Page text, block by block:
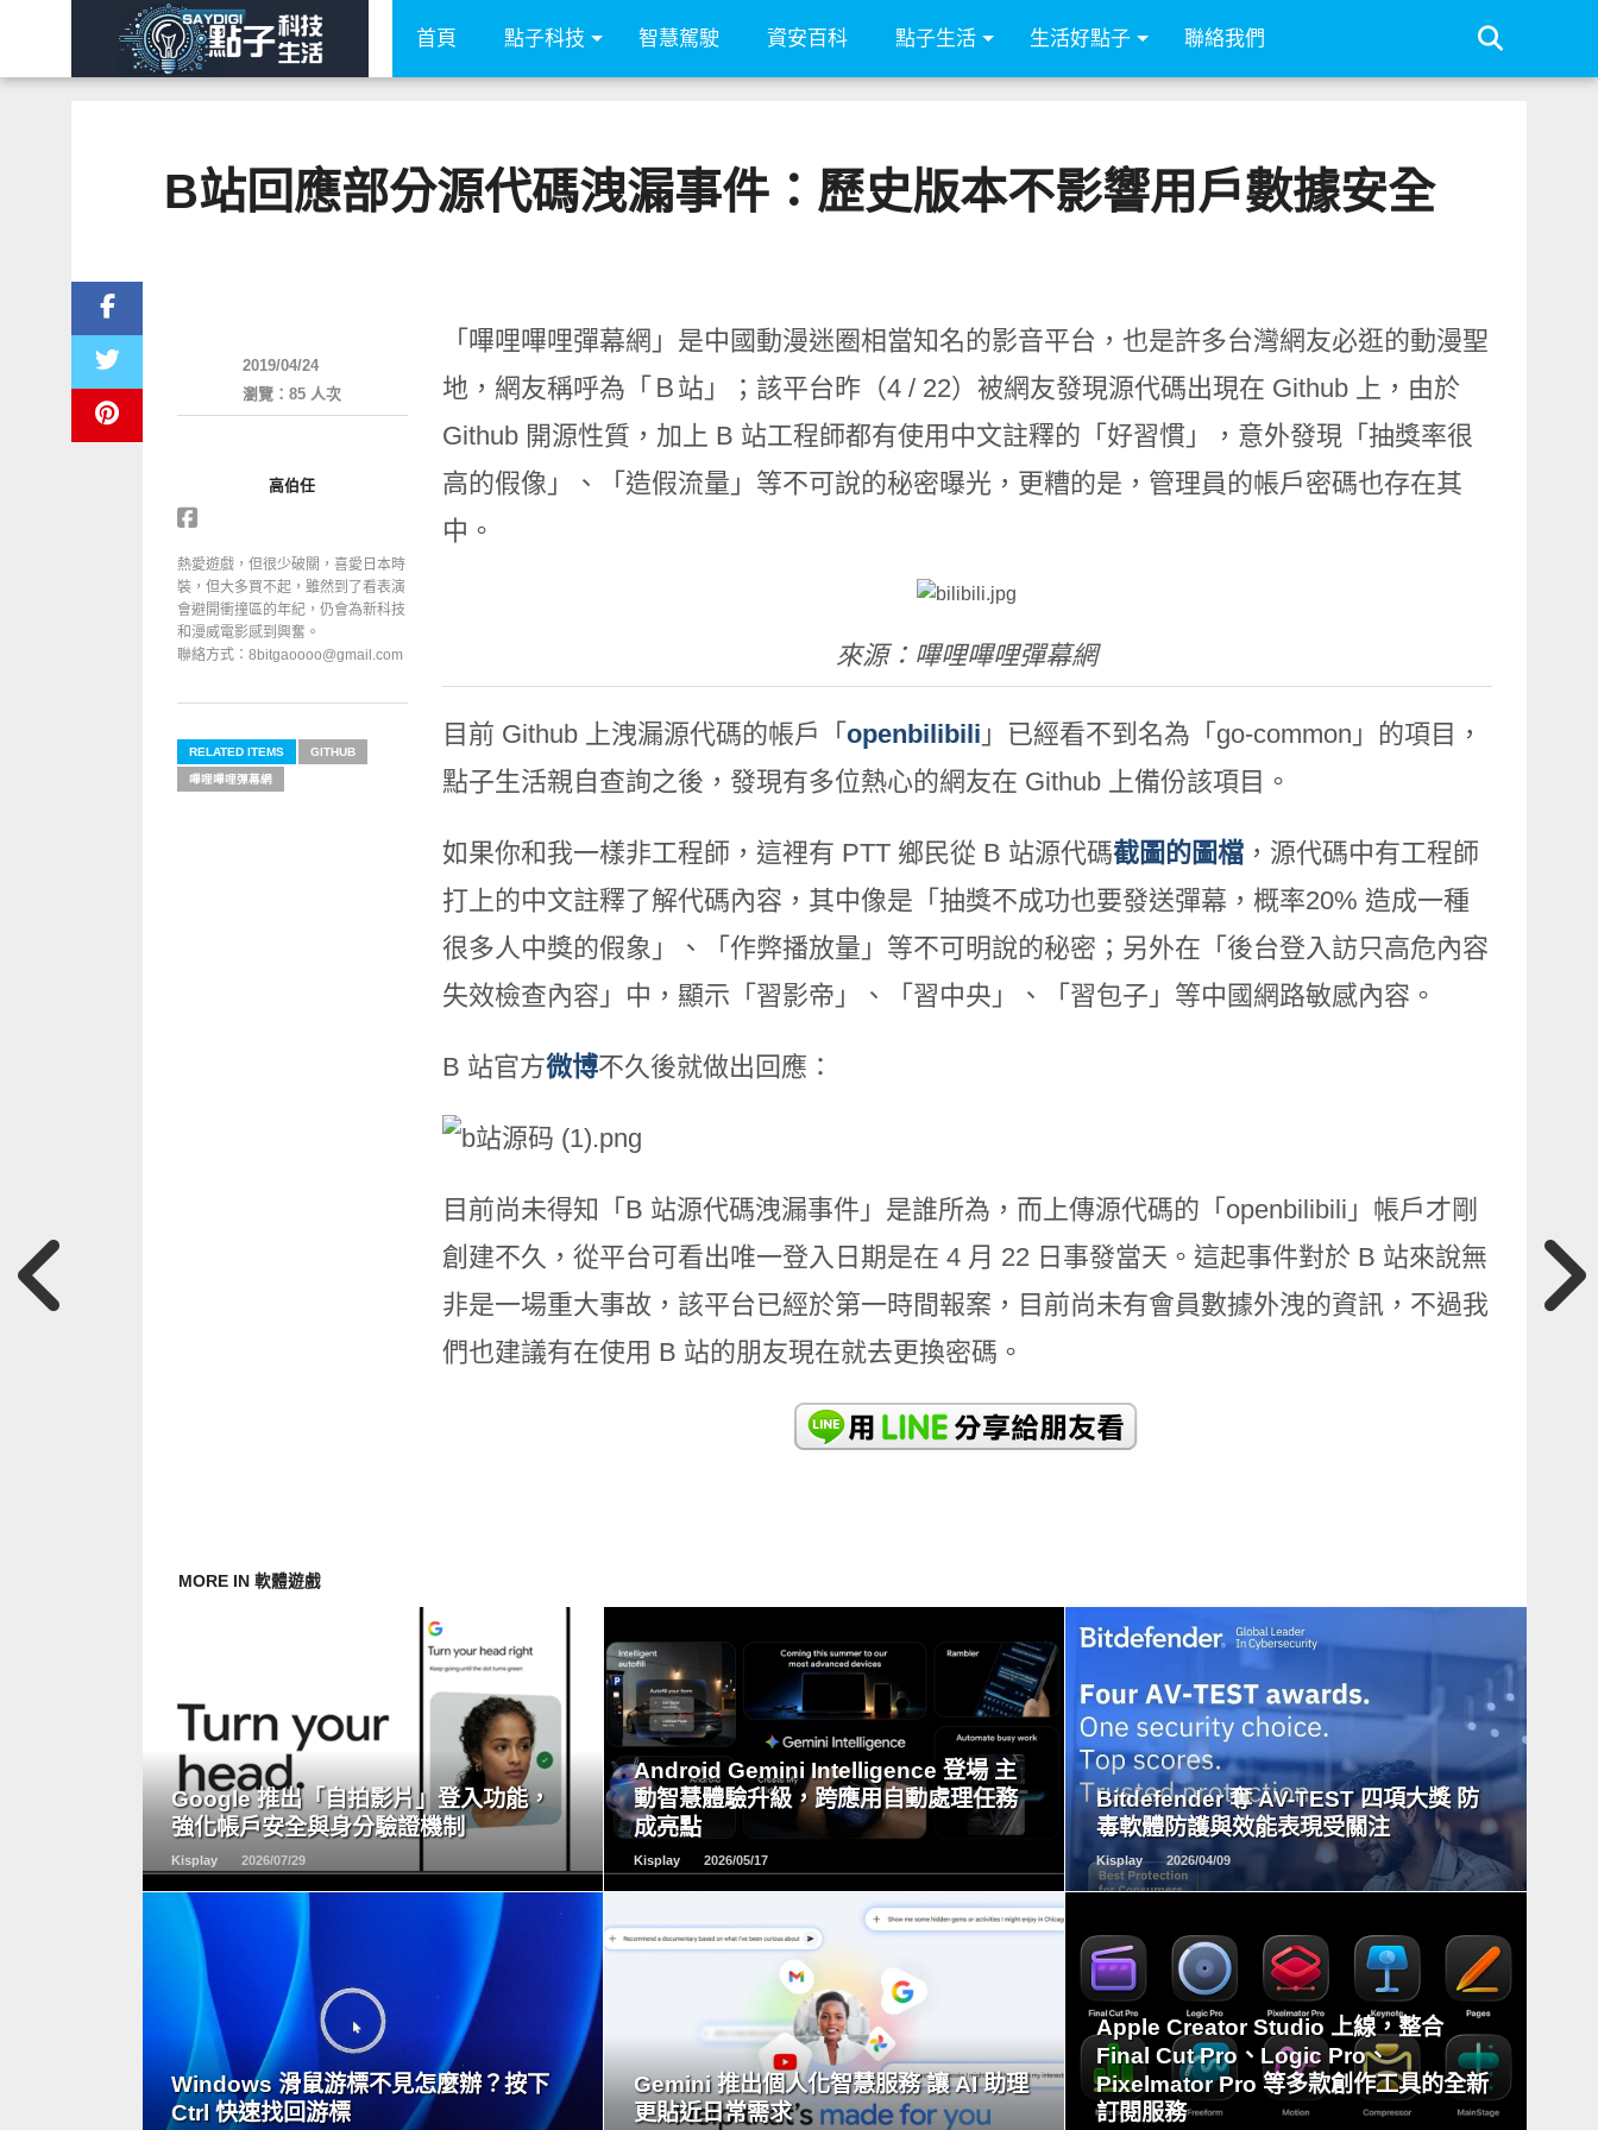
首頁 點子科技 智慧駕駛 資安百科 點子生活 生活好點子 聯絡我們
B站回應部分源代碼洩漏事件：歷史版本不影響用戶數據安全
「嗶哩嗶哩彈幕網」是中國動漫迷圈相當知名的影音平台，也是許多台灣網友必逛的動漫聖
地，網友稱呼為「Ｂ站」；該平台昨（4 / 22）被網友發現源代碼出現在 Github 上，由於
Github 開源性質，加上 B 站工程師都有使用中文註釋的「好習慣」，意外發現「抽獎率很
高的假像」、「造假流量」等不可說的秘密曝光，更糟的是，管理員的帳戶密碼也存在其
中。
來源：嗶哩嗶哩彈幕網
目前 Github 上洩漏源代碼的帳戶「 openbilibili 」已經看不到名為「go-common」的項目，
點子生活親自查詢之後，發現有多位熱心的網友在 Github 上備份該項目。
如果你和我一樣非工程師，這裡有 PTT 鄉民從 B 站源代碼截圖的圖檔，源代碼中有工程師
打上的中文註釋了解代碼內容，其中像是「抽獎不成功也要發送彈幕，概率20% 造成一種
很多人中獎的假象」、「作弊播放量」等不可明說的秘密；另外在「後台登入訪只高危內容
失效檢查內容」中，顯示「習影帝」、「習中央」、「習包子」等中國網路敏感內容。
B 站官方微博不久後就做出回應：
目前尚未得知「B 站源代碼洩漏事件」是誰所為，而上傳源代碼的「openbilibili」帳戶才剛
創建不久，從平台可看出唯一登入日期是在 4 月 22 日事發當天。這起事件對於 B 站來說無
非是一場重大事故，該平台已經於第一時間報案，目前尚未有會員數據外洩的資訊，不過我
們也建議有在使用 B 站的朋友現在就去更換密碼。
2019/04/24
瀏覽：85 人次
高伯任
熱愛遊戲，但很少破關，喜愛日本時
裝，但大多買不起，雖然到了看表演
會避開衝撞區的年紀，仍會為新科技
和漫威電影感到興奮。
聯絡方式：8bitgaoooo@gmail.com
RELATED ITEMS GITHUB
嗶哩嗶哩彈幕網
MORE IN 軟體遊戲
Google 推出「自拍影片」登入功能，
強化帳戶安全與身分驗證機制
Kisplay 2026/07/29
READ
MORE
Android Gemini Intelligence 登場 主
動智慧體驗升級，跨應用自動處理任務
成亮點
Kisplay 2026/05/17
READ
MORE
Bitdefender 奪 AV-TEST 四項大獎 防
毒軟體防護與效能表現受關注
Kisplay 2026/04/09
READ
MORE
Windows 滑鼠游標不見怎麼辦？按下
Ctrl 快速找回游標
READ
MORE
Gemini 推出個人化智慧服務 讓 AI 助理
更貼近日常需求
READ
MORE
Apple Creator Studio 上線，整合
Final Cut Pro、Logic Pro、
Pixelmator Pro 等多款創作工具的全新
訂閱服務
READ
MORE